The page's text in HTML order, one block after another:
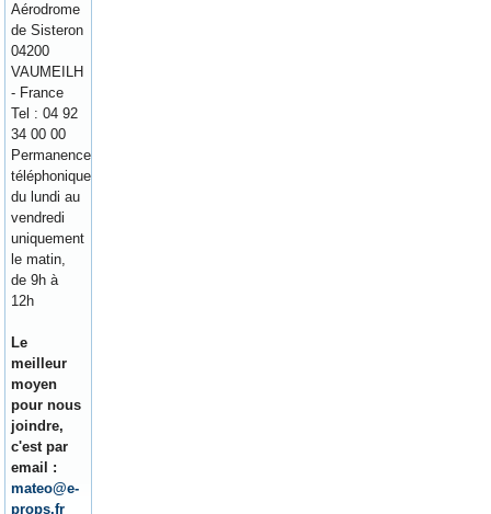
Aérodrome
de Sisteron
04200
VAUMEILH
- France
Tel : 04 92
34 00 00
Permanence
téléphonique
du lundi au
vendredi
uniquement
le matin,
de 9h à
12h
Le
meilleur
moyen
pour nous
joindre,
c'est par
email :
mateo@e-
props.fr